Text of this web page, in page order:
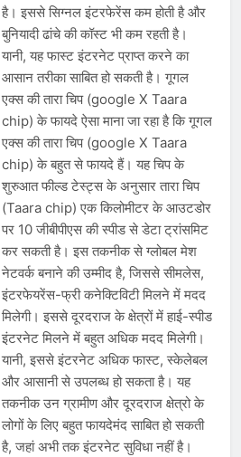
है। इससे सिग्नल इंटरफेरेंस कम होती है और
बुनियादी ढांचे की कॉस्ट भी कम रहती है।
यानी, यह फास्ट इंटरनेट प्राप्त करने का
आसान तरीका साबित हो सकती है। गूगल
एक्स की तारा चिप (google X Taara
chip) के फायदे ऐसा माना जा रहा है कि गूगल
एक्स की तारा चिप (google X Taara
chip) के बहुत से फायदे हैं। यह चिप के
शुरुआत फील्ड टेस्ट्स के अनुसार तारा चिप
(Taara chip) एक किलोमीटर के आउटडोर
पर 10 जीबीपीएस की स्पीड से डेटा ट्रांसमिट
कर सकती है। इस तकनीक से ग्लोबल मेश
नेटवर्क बनाने की उम्मीद है, जिससे सीमलेस,
इंटरफेयरेंस-फ्री कनेक्टिविटी मिलने में मदद
मिलेगी। इससे दूरदराज के क्षेत्रों में हाई-स्पीड
इंटरनेट मिलने में बहुत अधिक मदद मिलेगी।
यानी, इससे इंटरनेट अधिक फास्ट, स्केलेबल
और आसानी से उपलब्ध हो सकता है। यह
तकनीक उन ग्रामीण और दूरदराज क्षेत्रो के
लोगों के लिए बहुत फायदेमंद साबित हो सकती
है, जहां अभी तक इंटरनेट सुविधा नहीं है।